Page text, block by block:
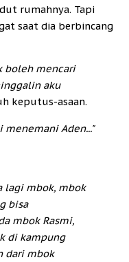
rumahnya. Tapi
saat dia berbincang
boleh mencari
aku
keputus-asaan.
Aden..."
lagi mbok, mbok
bisa
mbok Rasmi,
di kampung
dari mbok